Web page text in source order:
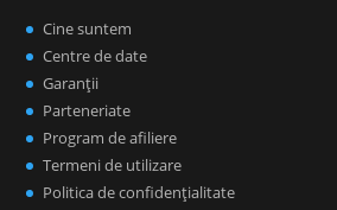
Cine suntem
Centre de date
Garanţii
Parteneriate
Program de afiliere
Termeni de utilizare
Politica de confidenţialitate